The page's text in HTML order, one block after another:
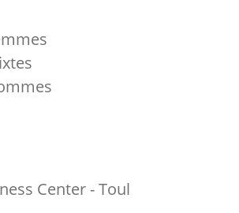
Center - Toul